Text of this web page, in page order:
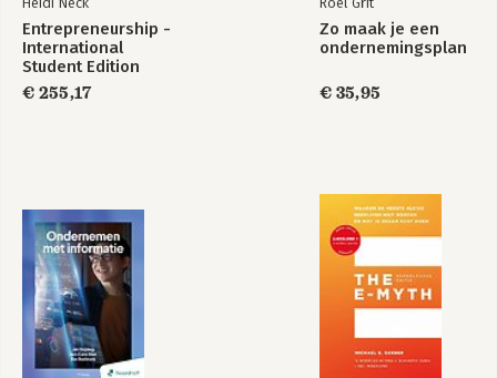
Entrepreneurship -
International
Student Edition
€ 255,17
Zo maak je een
ondernemingsplan
€ 35,95